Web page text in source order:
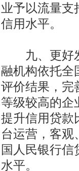
业予以流量支
信用水平。
九、更好发
融机构依托全
评价结果，完
等级较高的企
提升信用贷款
台运营，客观
国人民银行
水平。